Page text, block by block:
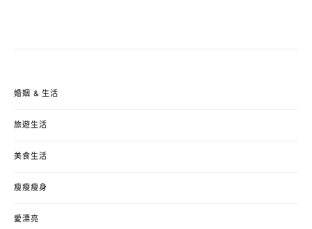
婚姻 & 生活
旅遊生活
美食生活
瘦瘦瘦身
愛漂亮